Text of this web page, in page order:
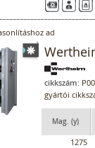
ad
cikkszám:
gyártói
Mag. (y)
1275